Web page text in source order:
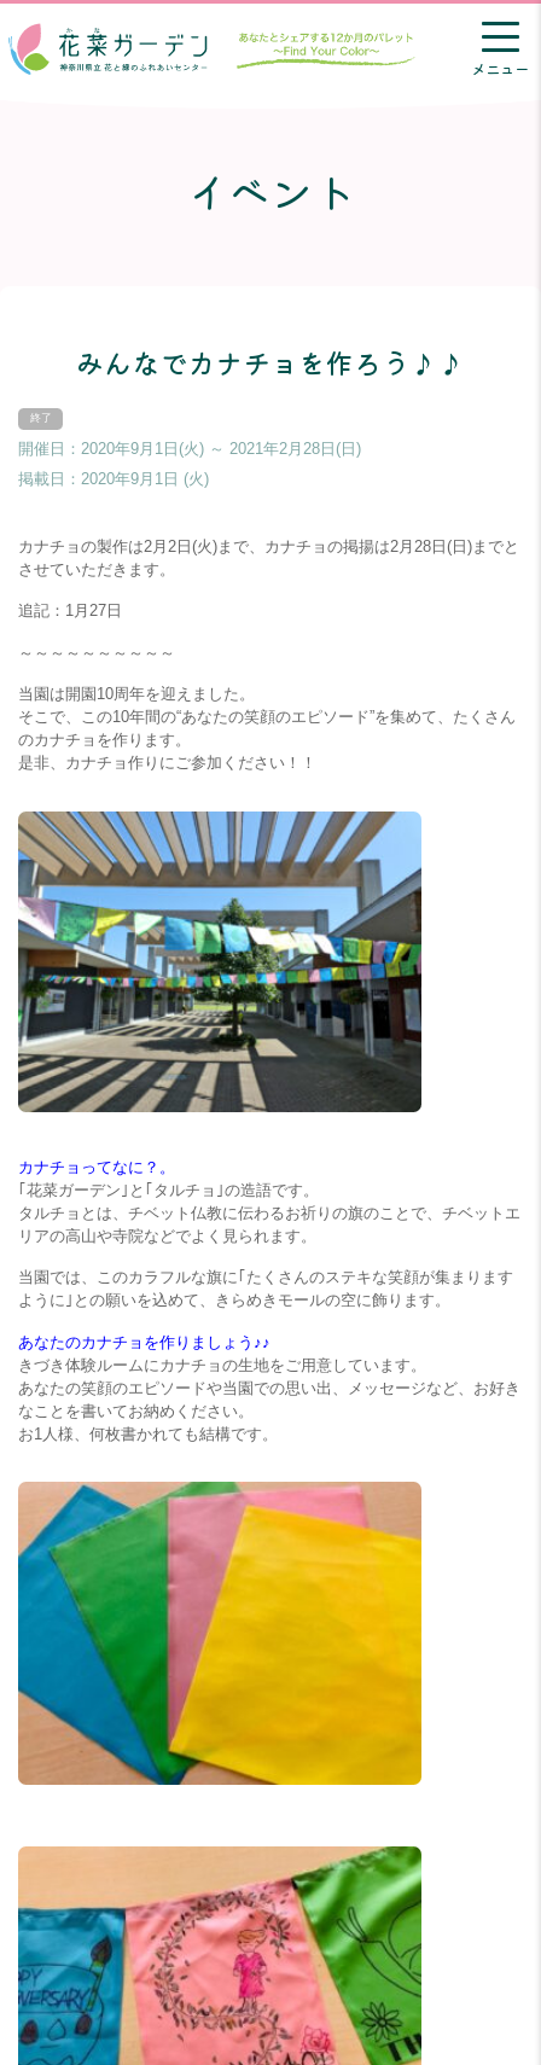
メニュー
イベント
みんなでカナチョを作ろう♪♪
開催日：2020年9月1日(火) ～ 2021年2月28日(日)
掲載日： 2020年9月1日 (火)
カナチョの製作は2月2日(火)まで、カナチョの掲揚は2月28日(日)までと
させていただきます。
追記：1月27日
～～～～～～～～～～
当園は開園10周年を迎えました。
そこで、この10年間の“あなたの笑顔のエピソード”を集めて、たくさん
のカナチョを作ります。
是非、カナチョ作りにご参加ください！！
カナチョってなに？。
｢花菜ガーデン｣と｢タルチョ｣の造語です。
タルチョとは、チベット仏教に伝わるお祈りの旗のことで、チベットエ
リアの高山や寺院などでよく見られます。
当園では、このカラフルな旗に｢たくさんのステキな笑顔が集まります
ように｣との願いを込めて、きらめきモールの空に飾ります。
あなたのカナチョを作りましょう♪♪
きづき体験ルームにカナチョの生地をご用意しています。
あなたの笑顔のエピソードや当園での思い出、メッセージなど、お好き
なことを書いてお納めください。
お1人様、何枚書かれても結構です。